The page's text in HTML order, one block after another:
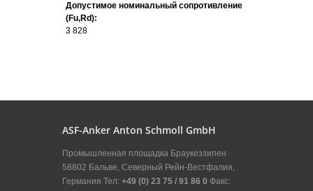
Допустимое номинальный сопротивление
(Fu,Rd):
3 828
ASF-Anker Anton Schmoll GmbH
Промышленная площадка Браукеззипен
58802 Бальве, Северный Рейн-Вестфалия,
Германия Тел: +49 (0) 23 75 / 91 86 0 Факс: